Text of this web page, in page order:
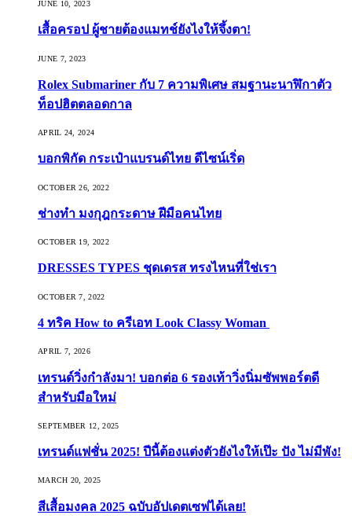
JUNE 10, 2023
เสื้อครอป ผู้ชายต้องแมทช์ยังไงให้จึ้งตา!
JUNE 7, 2023
Rolex Submariner กับ 7 ความพิเศษ สมฐานะนาฬิกาตัว
ท็อปฮิตตลอดกาล
APRIL 24, 2024
บอกพิกัด กระเป๋าแบรนด์ไทย ดีไซน์เริ่ด
OCTOBER 26, 2022
ช่างทำ มงกุฎกระดาษ ฝีมือคนไทย
OCTOBER 19, 2022
DRESSES TYPES ชุดเดรส ทรงไหนที่ใช่เรา
OCTOBER 7, 2022
4 ทริค How to ครีเอท Look Classy Woman
APRIL 7, 2026
เทรนด์วิ่งกำลังมา! บอกต่อ 6 รองเท้าวิ่งนิ่มซัพพอร์ตดี
สำหรับมือใหม่
SEPTEMBER 12, 2025
เทรนด์แฟชั่น 2025! ปีนี้ต้องแต่งตัวยังไงให้เป๊ะ ปัง ไม่มีพัง!
MARCH 20, 2025
สีเสื้อมงคล 2025 ฉบับอัปเดตเซฟได้เลย!